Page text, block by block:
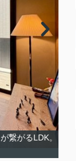
繋がるLDK。